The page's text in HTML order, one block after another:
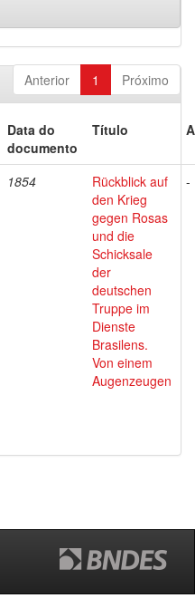
Anterior 1 Próximo
Data do
documento
Título
1854
Rückblick auf
den Krieg
gegen Rosas
und die
Schicksale
der
deutschen
Truppe im
Dienste
Brasilens.
Von einem
Augenzeugen
-